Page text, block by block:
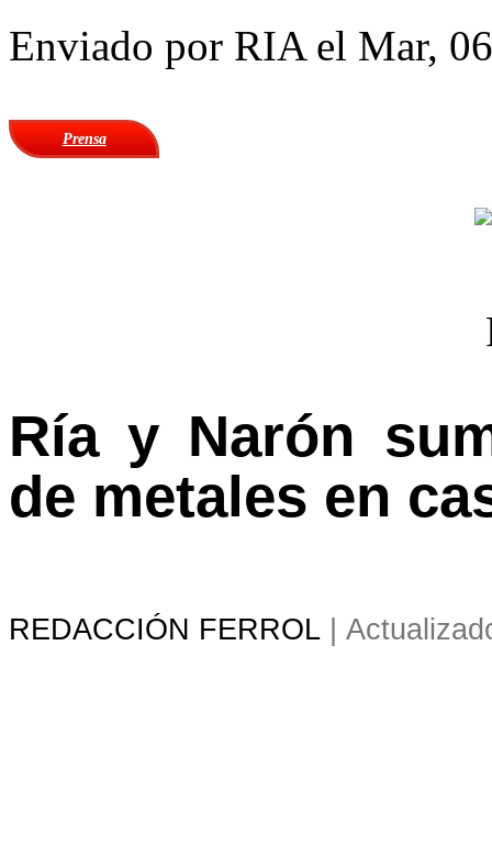
Enviado por RIAel Mar,
Prensa
Ría y Narón
de metales en
REDACCIÓN FERROL